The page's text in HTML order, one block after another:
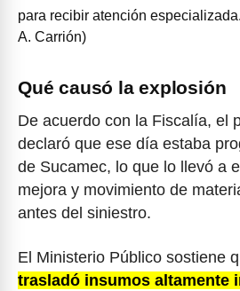
para recibir atención
A. Carrión)
Qué causó la explosión
De acuerdo con la Fiscalía, el
declaró que ese día estaba
de Sucamec, lo que lo llevó a
mejora y movimiento de
antes del siniestro.
El Ministerio Público sostiene
trasladó insumos altamente